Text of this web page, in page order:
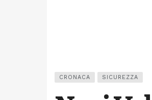
CRONACA SICUREZZA